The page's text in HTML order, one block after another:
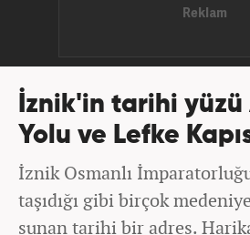
İznik'in tarihi yüzü
Yolu ve Lefke
İznik Osmanlı
taşıdığı gibi birçok
sunan tarihi bir adres.